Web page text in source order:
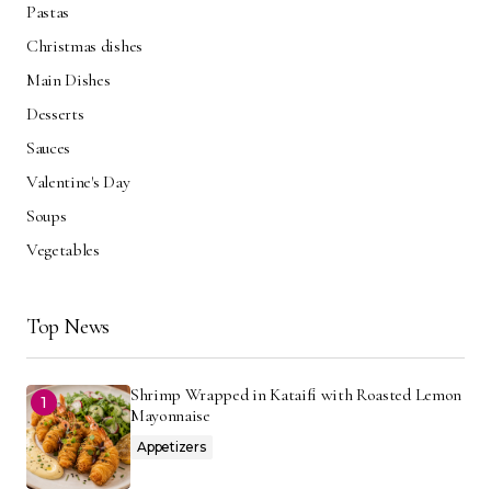
Pastas
Christmas dishes
Main Dishes
Desserts
Sauces
Valentine's Day
Soups
Vegetables
Top News
Shrimp Wrapped in Kataifi with Roasted Lemon
Mayonnaise
Appetizers